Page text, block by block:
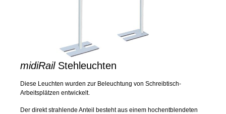
midiRailStehleuchten
Diese Leuchten wurden zur Beleuchtung von Schreibtisch-
Arbeitsplätzen entwickelt.
Der direkt strahlende Anteil besteht aus einem hochentblendeten